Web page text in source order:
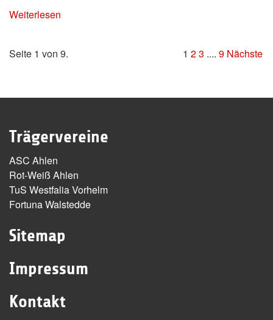
Weiterlesen
Seite 1 von 9. 1 23 .... 9 Nächste
Trägervereine
ASC Ahlen
Rot-Weiß Ahlen
TuS Westfalia Vorhelm
Fortuna Walstedde
Sitemap
Impressum
Kontakt